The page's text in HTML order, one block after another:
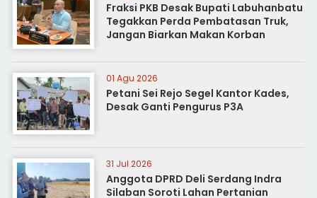
Fraksi PKB Desak Bupati Labuhanbatu
Tegakkan Perda Pembatasan Truk,
Jangan Biarkan Makan Korban
01 Agu 2026
Petani Sei Rejo Segel Kantor Kades,
Desak Ganti Pengurus P3A
31 Jul 2026
Anggota DPRD Deli Serdang Indra
Silaban Soroti Lahan Pertanian